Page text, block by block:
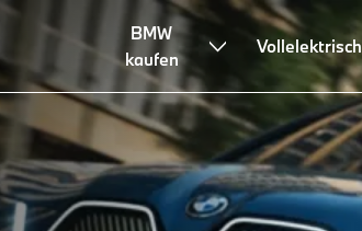
BMW
kaufen
Vollelektrisch
Maximale Reichweite FAQ